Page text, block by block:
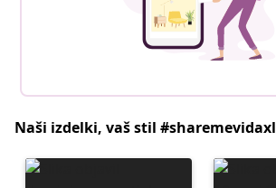
Naši izdelki, vaš stil #sharemevidaxl